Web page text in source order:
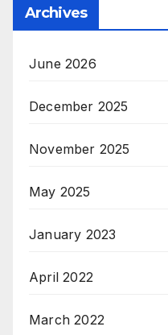
Archives
June 2026
December 2025
November 2025
May 2025
January 2023
April 2022
March 2022